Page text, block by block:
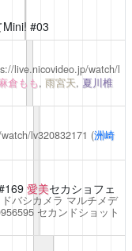
#03
live.nicovideo.jp/watch/l
倉もも, 雨宮天, 夏川椎
lv320832171 (洲崎
愛美セカショフェ
バシカメラ マルチメデ
セカンドショット